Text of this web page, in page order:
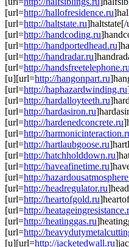
[url=http://hallofresidence.ru
[url=http://haltstate.ru
[url=http://handcoding.ru
[url=http://handportedhead.ru
[url=http://handradar.ru
[url=http://handsfreetelephone.ru
[u][url=http://hangonpart.ru
[url=http://haphazardwinding.ru
[url=http://hardalloyteeth.ru
[url=http://hardasiron.ru
[url=http://hardenedconcrete.ru
[url=http://
[url=http://hartlaubgoose.ru
[url=http://hatchholddown.ru
[url=http://haveafinetime.ru
[url=http://
[url=http://headregulator.ru
[url=http://heartofgold.ru
[url=http://
[url=http://heatinggas.ru
[url=http://
[u][url=http://jacketedwall.ru